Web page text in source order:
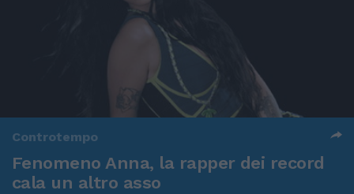
Controtempo
Fenomeno Anna, la rapper dei record
cala un altro asso